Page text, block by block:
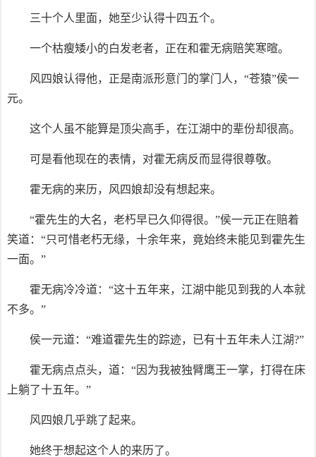
三十个人里面，她至少认得十四五个。
一个枯瘦矮小的白发老者，正在和霍无病赔笑寒暄。
风四娘认得他，正是南派形意门的掌门人，“苍猿”侯一
元。
这个人虽不能算是顶尖高手，在江湖中的辈份却很高。
可是看他现在的表情，对霍无病反而显得很尊敬。
霍无病的来历，风四娘却没有想起来。
“霍先生的大名，老朽早已久仰得很。”侯一元正在赔着
笑道：“只可惜老朽无缘，十余年来，竟始终未能见到霍先生
一面。”
霍无病冷冷道：“这十五年来，江湖中能见到我的人本就
不多。”
侯一元道：“难道霍先生的踪迹，已有十五年未人江湖?”
霍无病点点头，道：“因为我被独臂鹰王一掌，打得在床
上躺了十五年。”
风四娘几乎跳了起来。
她终于想起这个人的来历了。